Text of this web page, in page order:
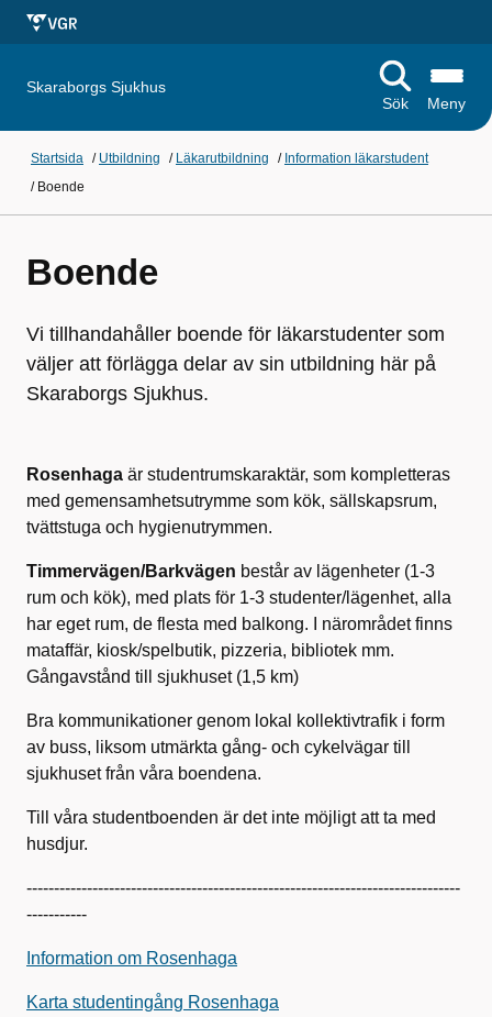
Skaraborgs Sjukhus
Sök
Meny
Startsida / Utbildning / Läkarutbildning / Information läkarstudent
/ Boende
Boende
Vi tillhandahåller boende för läkarstudenter som
väljer att förlägga delar av sin utbildning här på
Skaraborgs Sjukhus.
Rosenhaga är studentrumskaraktär, som kompletteras
med gemensamhetsutrymme som kök, sällskapsrum,
tvättstuga och hygienutrymmen.
Timmervägen/Barkvägen består av lägenheter (1-3
rum och kök), med plats för 1-3 studenter/lägenhet, alla
har eget rum, de flesta med balkong. I närområdet finns
mataffär, kiosk/spelbutik, pizzeria, bibliotek mm.
Gångavstånd till sjukhuset (1,5 km)
Bra kommunikationer genom lokal kollektivtrafik i form
av buss, liksom utmärkta gång- och cykelvägar till
sjukhuset från våra boendena.
Till våra studentboenden är det inte möjligt att ta med
husdjur.
-------------------------------------------------------------------------------
-----------
Information om Rosenhaga
Karta studentingång Rosenhaga